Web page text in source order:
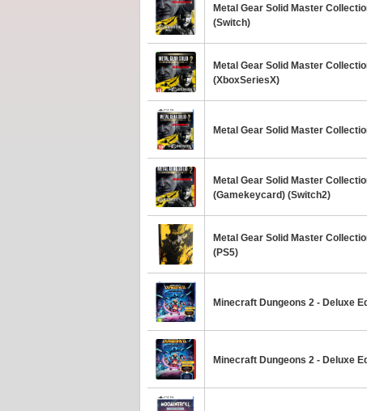
Metal Gear Solid Master
(Switch)
Metal Gear Solid Master
(XboxSeriesX)
Metal Gear Solid Master
Metal Gear Solid Master
(Gamekeycard) (Switch2)
Metal Gear Solid Master
(PS5)
Minecraft Dungeons 2 - Deluxe
Minecraft Dungeons 2 - Deluxe